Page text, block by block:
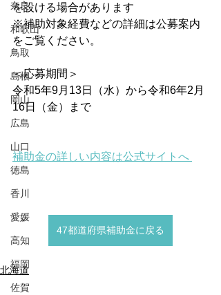
奈良
和歌山
鳥取
島根
岡山
広島
山口
徳島
香川
愛媛
高知
福岡
佐賀
を設ける場合があります
※補助対象経費などの詳細は公募案内
をご覧ください。
＜応募期間＞
令和5年9月13日（水）から令和6年2月
16日（金）まで
補助金の詳しい内容は公式サイトへ
47都道府県補助金に戻る
北海道